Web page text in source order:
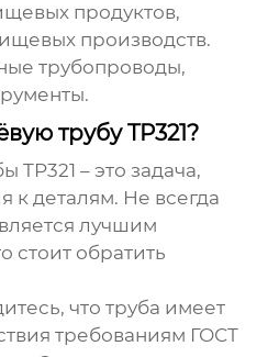
продуктов,
производств.
трубопроводы,
трубу TP321?
TP321 – это задача,
к деталям. Не всегда
лучшим
стоит обратить
что труба имеет
требованиям ГОСТ